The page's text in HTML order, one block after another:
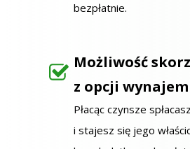
Możliwość
z opcji wynajem
Płacąc czynsze
i stajesz się jego
bezpłatnie.